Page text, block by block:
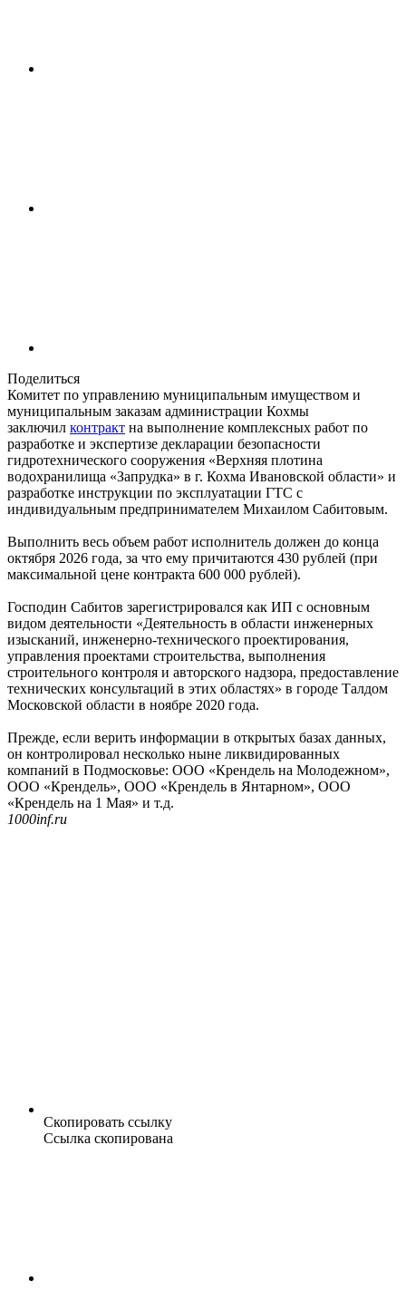
Поделиться
Комитет по управлению муниципальным имуществом и
муниципальным заказам администрации Кохмы
заключил контракт на выполнение комплексных работ по
разработке и экспертизе декларации безопасности
гидротехнического сооружения «Верхняя плотина
водохранилища «Запрудка» в г. Кохма Ивановской области» и
разработке инструкции по эксплуатации ГТС с
индивидуальным предпринимателем Михаилом Сабитовым.
Выполнить весь объем работ исполнитель должен до конца
октября 2026 года, за что ему причитаются 430 рублей (при
максимальной цене контракта 600 000 рублей).
Господин Сабитов зарегистрировался как ИП с основным
видом деятельности «Деятельность в области инженерных
изысканий, инженерно-технического проектирования,
управления проектами строительства, выполнения
строительного контроля и авторского надзора, предоставление
технических консультаций в этих областях» в городе Талдом
Московской области в ноябре 2020 года.
Прежде, если верить информации в открытых базах данных,
он контролировал несколько ныне ликвидированных
компаний в Подмосковье: ООО «Крендель на Молодежном»,
ООО «Крендель», ООО «Крендель в Янтарном», ООО
«Крендель на 1 Мая» и т.д.
1000inf.ru
Скопировать ссылку
Ссылка скопирована